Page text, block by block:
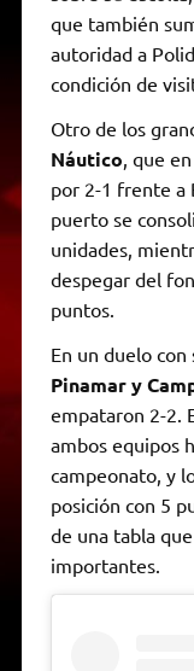
que también
autoridad a
condición de
Otro de los
Náutico, que
por 2-1 frente a
puerto se
unidades,
despegar del
puntos.
En un duelo con
Pinamar y
empataron 2-2.
ambos equipos
campeonato, y
posición con 5
de una tabla
importantes.